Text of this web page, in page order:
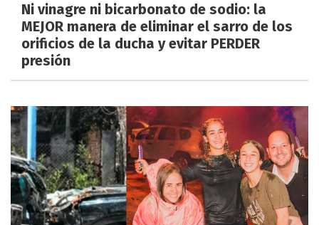
Ni vinagre ni bicarbonato de sodio: la
MEJOR manera de eliminar el sarro de los
orificios de la ducha y evitar PERDER
presión